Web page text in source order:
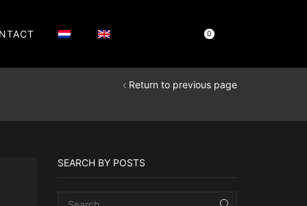
0
Return to previous page
SEARCH BY POSTS